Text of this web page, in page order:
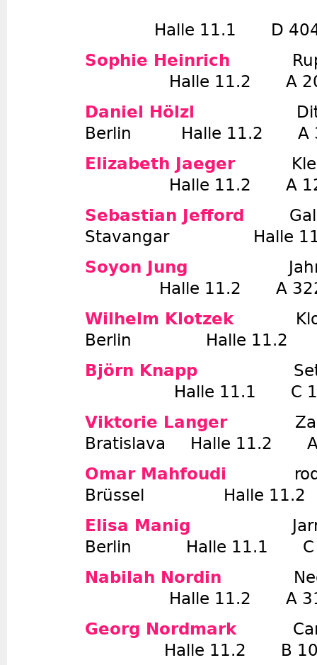
Halle 11.1 D
Sophie Heinrich
Halle 11.2 A
Daniel Hölzl
Berlin Halle 11.2 A
Elizabeth Jaeger
Halle 11.2 A
Sebastian Jefford
Stavangar Halle
Soyon Jung
Halle 11.2 A
Wilhelm Klotzek
Berlin Halle 11.2
Björn Knapp
Halle 11.1 C
Viktorie Langer
Bratislava Halle 11.2 A
Omar Mahfoudi
Brüssel Halle 11.2
Elisa Manig
Berlin Halle 11.1 C
Nabilah Nordin
Halle 11.2 A
Georg Nordmark
Halle 11.2 B